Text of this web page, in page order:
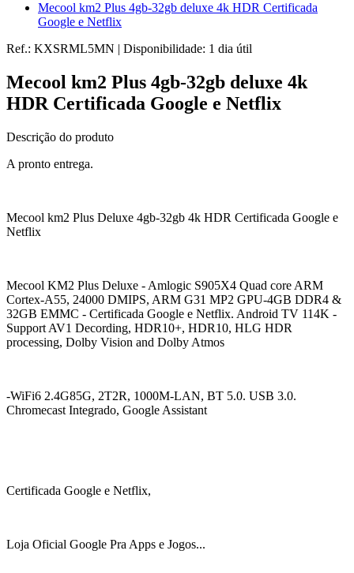
Mecool km2 Plus 4gb-32gb deluxe 4k HDR Certificada
Google e Netflix
Ref.: KXSRML5MN | Disponibilidade: 1 dia útil
Mecool km2 Plus 4gb-32gb deluxe 4k
HDR Certificada Google e Netflix
Descrição do produto
A pronto entrega.
Mecool km2 Plus Deluxe 4gb-32gb 4k HDR Certificada Google e
Netflix
Mecool KM2 Plus Deluxe - Amlogic S905X4 Quad core ARM
Cortex-A55, 24000 DMIPS, ARM G31 MP2 GPU-4GB DDR4 &
32GB EMMC - Certificada Google e Netflix. Android TV 114K -
Support AV1 Decording, HDR10+, HDR10, HLG HDR
processing, Dolby Vision and Dolby Atmos
-WiFi6 2.4G85G, 2T2R, 1000M-LAN, BT 5.0. USB 3.0.
Chromecast Integrado, Google Assistant
Certificada Google e Netflix,
Loja Oficial Google Pra Apps e Jogos...